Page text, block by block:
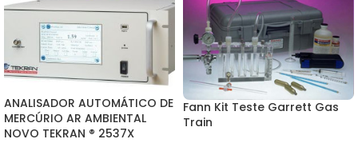
ANALISADOR AUTOMÁTICO DE
MERCÚRIO AR AMBIENTAL
NOVO TEKRAN ® 2537X
Fann Kit Teste Garrett Gas
Train